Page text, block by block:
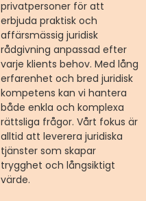
privatpersoner för att
erbjuda praktisk och
affärsmässig juridisk
rådgivning anpassad efter
varje klients behov. Med lång
erfarenhet och bred juridisk
kompetens kan vi hantera
både enkla och komplexa
rättsliga frågor. Vårt fokus är
alltid att leverera juridiska
tjänster som skapar
trygghet och långsiktigt
värde.